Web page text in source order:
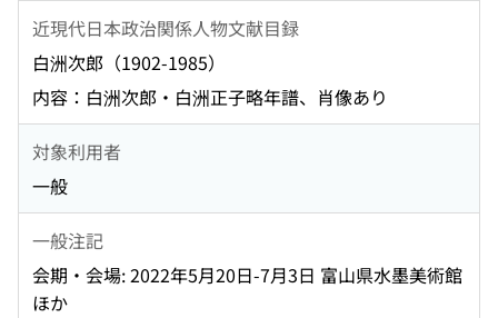
近現代日本政治関係人物文献目録
白洲次郎（1902-1985）
内容：白洲次郎・白洲正子略年譜、肖像あり
対象利用者
一般
一般注記
会期・会場: 2022年5月20日-7月3日 富山県水墨美術館
ほか